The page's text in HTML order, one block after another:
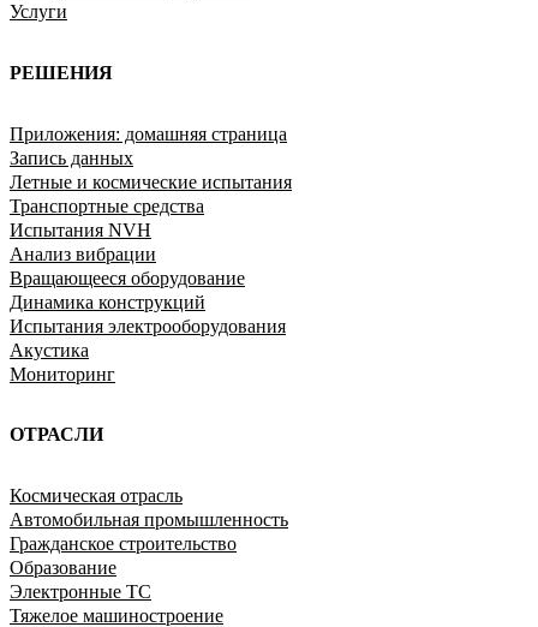
Услуги
РЕШЕНИЯ
Приложения: домашняя страница
Запись данных
Летные и космические испытания
Транспортные средства
Испытания NVH
Анализ вибрации
Вращающееся оборудование
Динамика конструкций
Испытания электрооборудования
Акустика
Мониторинг
ОТРАСЛИ
Космическая отрасль
Автомобильная промышленность
Гражданское строительство
Образование
Электронные ТС
Тяжелое машиностроение